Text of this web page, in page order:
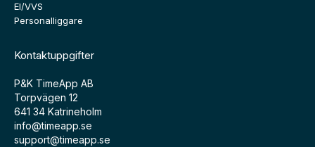
El/VVS
Personalliggare
Kontaktuppgifter
P&K TimeApp AB
Torpvägen 12
641 34 Katrineholm
info@timeapp.se
support@timeapp.se